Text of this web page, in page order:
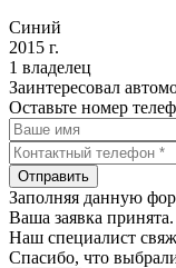
Синий
2015 г.
1 владелец
Заинтересовал
Оставьте номер
Отправить
Заполняя данную
Ваша заявка принята.
Наш специалист
Спасибо, что